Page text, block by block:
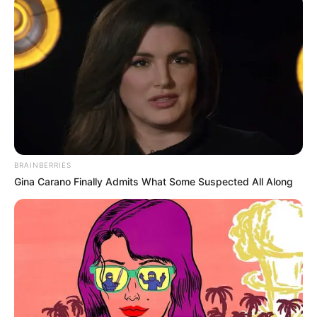
subsidio de 91 millones de pesos para construir casa
propia
Futuro de los vendedores ambulantes
en TransMilenio
El futuro de los vendedores ambulantes en Bogotá,
especialmente aquellos que trabajan dentro del sistema
de transporte público, parece orientarse haciauna posible
regulación y formalización . La administración del alcalde
Galán, a través del Instituto para la Economía Social
(Ipes), ha comenzado a implementar medidas para
abordar esta situación, incluida en el Plan de Desarrollo.
El Plan de Desarrollo Distrital, en su artículo 36,
encomienda a las entidades competentes la vigilancia y
administración de las actividades comerciales informales
que se desarrollan en las estaciones y terminales de
transporte. Con el objetivo de garantizar la seguridad y
BRAINBERRIES
Gina Carano Finally Admits What Some Suspected All Along